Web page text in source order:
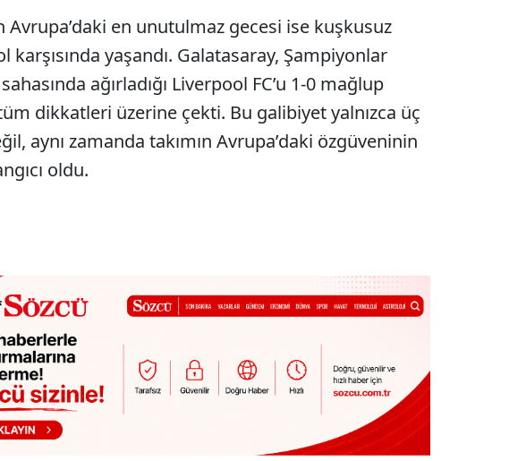
Avrupa’daki en unutulmaz gecesi ise kuşkusuz
karşısında yaşandı. Galatasaray, Şampiyonlar
ağırladığı Liverpool FC’u 1-0 mağlup
dikkatleri üzerine çekti. Bu galibiyet yalnızca üç
aynı zamanda takımın Avrupa’daki özgüveninin
oldu.